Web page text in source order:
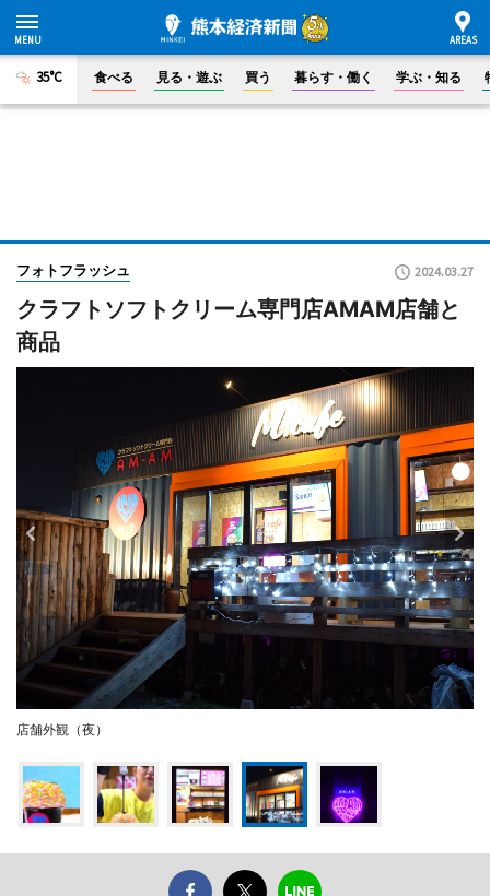
35°C 食べる 見る・遊ぶ 買う 暮らす・働く 学ぶ・知る
フォトフラッシュ 2024.03.27
クラフトソフトクリーム専門店AMAM店舗と
商品
店舗外観（夜）